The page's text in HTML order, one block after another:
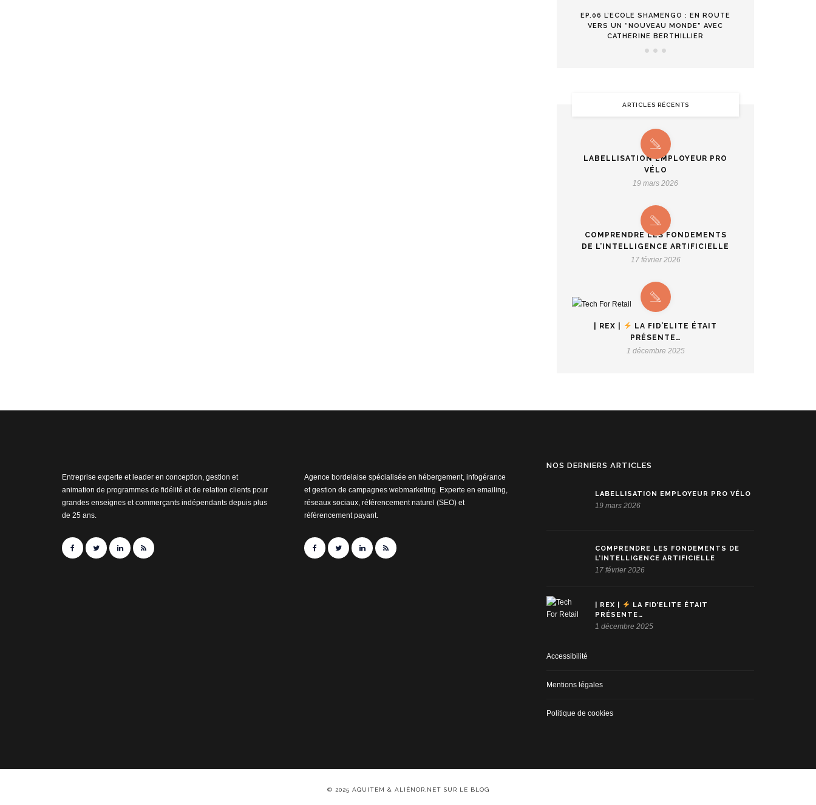
EP.06 L’ECOLE SHAMENGO : EN ROUTE
VERS UN “NOUVEAU MONDE” AVEC
CATHERINE BERTHILLIER
ARTICLES RÉCENTS
LABELLISATION EMPLOYEUR PRO
VÉLO
19 mars 2026
COMPRENDRE LES FONDEMENTS
DE L’INTELLIGENCE ARTIFICIELLE
17 février 2026
| REX |
LA FID’ELITE ÉTAIT
PRÉSENTE…
1 décembre 2025
Entreprise experte et leader en conception, gestion et
animation de programmes de fidélité et de relation clients pour
grandes enseignes et commerçants indépendants depuis plus
de 25 ans.
Agence bordelaise spécialisée en hébergement, infogérance
et gestion de campagnes webmarketing. Experte en emailing,
réseaux sociaux, référencement naturel (SEO) et
référencement payant.
NOS DERNIERS ARTICLES
LABELLISATION EMPLOYEUR PRO VÉLO
19 mars 2026
COMPRENDRE LES FONDEMENTS DE
L’INTELLIGENCE ARTIFICIELLE
17 février 2026
| REX |
LA FID’ELITE ÉTAIT
PRÉSENTE…
1 décembre 2025
Accessibilité
Mentions légales
Politique de cookies
© 2025 AQUITEM & ALIÉNOR.NET SUR LE BLOG